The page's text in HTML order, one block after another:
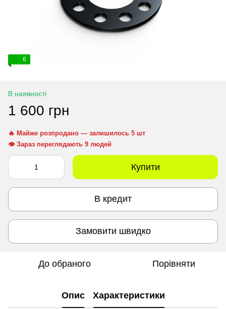
6
В наявності
1 600 грн
🔥 Майже розпродано — залишилось 5 шт
👁 Зараз переглядають 9 людей
Купити
В кредит
Замовити швидко
До обраного Порівняти
Опис Характеристики